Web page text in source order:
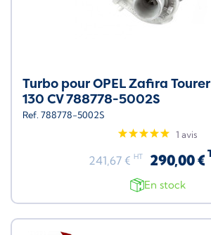
Turbo pour OPEL Zafira
130 CV 788778-5002S
Ref. 788778-5002S
1 avis
241,67 € HT 290,00 €
En stock